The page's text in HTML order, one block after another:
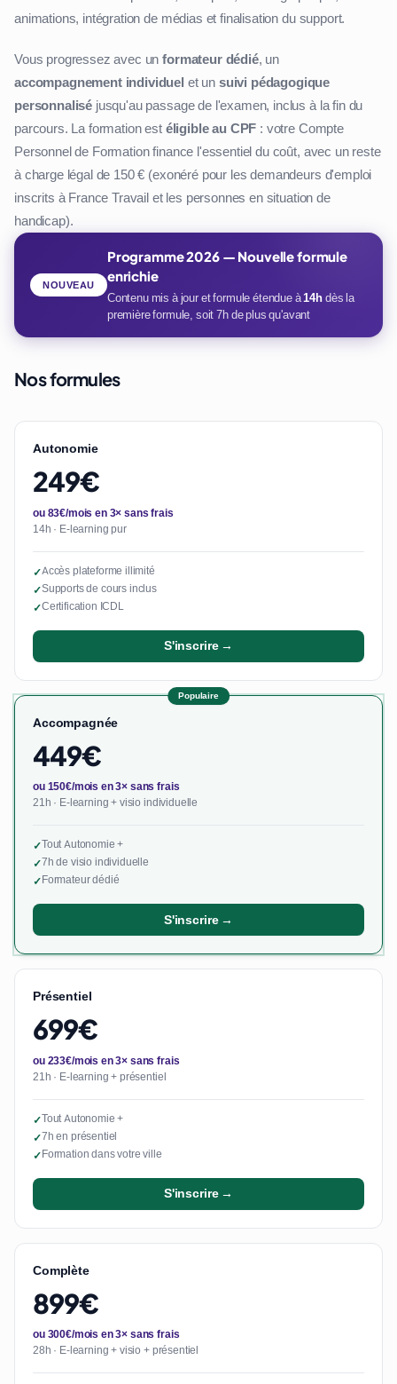
animations, intégration de médias et finalisation du support.
Vous progressez avec unformateur dédié, un
accompagnement individuel et un suivi pédagogique
personnalisé jusqu'au passage de l'examen, inclus à la fin du
parcours. La formation est éligible au CPF : votre Compte
Personnel de Formation finance l'essentiel du coût, avec un reste
à charge légal de 150 € (exonéré pour les demandeurs d'emploi
inscrits à France Travail et les personnes en situation de
handicap).
Programme 2026 — Nouvelle formule
enrichie
Contenu mis à jour et formule étendue à14hdès la
première formule, soit 7h de plus qu'avant
NOUVEAU
Nos formules
Autonomie
249€
ou 83€/mois en 3× sans frais
14h · E-learning pur
✓Accès plateforme illimité
✓Supports de cours inclus
✓Certification ICDL
S'inscrire →
Populaire
Accompagnée
449€
ou 150€/mois en 3× sans frais
21h · E-learning + visio individuelle
✓Tout Autonomie +
✓7h de visio individuelle
✓Formateur dédié
S'inscrire →
Présentiel
699€
ou 233€/mois en 3× sans frais
21h · E-learning + présentiel
✓Tout Autonomie +
✓7h en présentiel
✓Formation dans votre ville
S'inscrire →
Complète
899€
ou 300€/mois en 3× sans frais
28h · E-learning + visio + présentiel